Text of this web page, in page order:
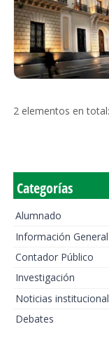
2 elementos en total:
Categorías
Alumnado
Información General
Contador Público
Investigación
Noticias
Debates